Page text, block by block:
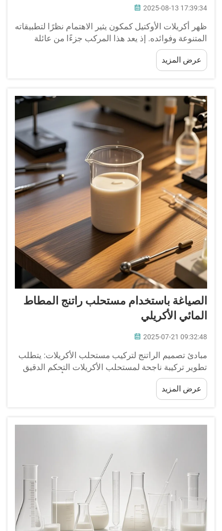
2025-08-13 17:39:34
ظهر أكريلات الأوكتيل كمكون يثير الاهتمام نظرًا لتطبيقاته
المتنوعة وفوائده. إذ يعد هذا المركب جزءًا من عائلة
الأكريلات ويُستخدم في منتجات العناية الشخصية
لخصائصه الممتازة في تشكيل الأفلام. في هذه المقالة...
عرض المزيد
الصياغة باستخدام مستحلب راتنج المطاط
المائي الأكريلي
2025-07-21 09:32:48
مبادئ تصميم الراتنج لتركيب مستحلب الأكريلات: يتطلب
تطوير تركيبة ناجحة لمستحلب الأكريلات التحكم الدقيق
في بنية الراتنج وتركيب المونومر. يختلف كلٌّ من الوزن
الجزيئي المتوسط والعددي...
عرض المزيد